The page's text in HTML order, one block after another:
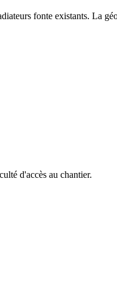
fonte existants. La
d'accès au chantier.